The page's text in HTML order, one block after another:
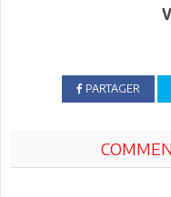
PARTAGER